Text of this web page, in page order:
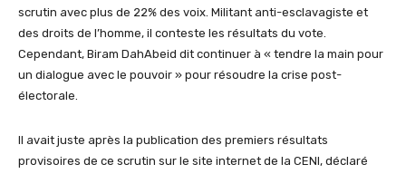
scrutin avec plus de 22% des voix. Militant anti-esclavagiste et
des droits de l’homme, il conteste les résultats du vote.
Cependant, Biram DahAbeid dit continuer à « tendre la main pour
un dialogue avec le pouvoir » pour résoudre la crise post-
électorale.
Il avait juste après la publication des premiers résultats
provisoires de ce scrutin sur le site internet de la CENI, déclaré